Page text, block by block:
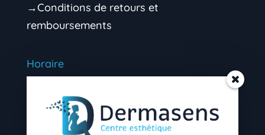
→Conditions de retours et
remboursements
Horaire
Mardi 9h00 – 16h30 (soir sur rendez-vous)
Mercredi 9h00 – 16h30 (soir sur rendez-